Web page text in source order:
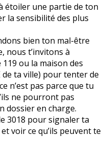
étoiler une partie de ton
la sensibilité des plus
bien ton mal-être
nous t’invitons à
ou la maison des
de ta ville) pour tenter de
n’est pas parce que tu
ne pourront pas
dossier en charge.
3018 pour signaler ta
voir ce qu’ils peuvent te